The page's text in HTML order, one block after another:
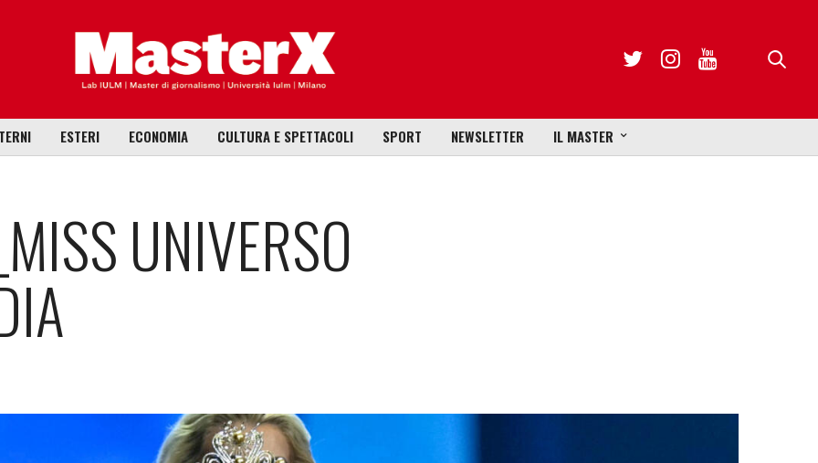
ESTERI ECONOMIA CULTURA E SPETTACOLI SPORT NEWSLETTER IL MASTER
UNIVERSO